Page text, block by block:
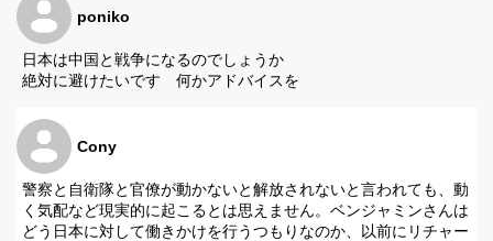
poniko
日本は中国と戦争になるのでしょうか
絶対に避けたいです 何かアドバイスを
Cony
警察と自衛隊と官僚が動かないと解放されないと言われても、動
く気配など現実的に起こるとは思えません。ベンジャミンさんは
どう日本に対して働きかけを行うつもりなのか、以前にリチャー